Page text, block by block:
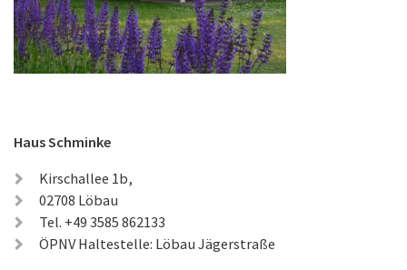
Haus Schminke
Kirschallee 1b,
02708 Löbau
Tel. +49 3585 862133
ÖPNV Haltestelle: Löbau Jägerstraße